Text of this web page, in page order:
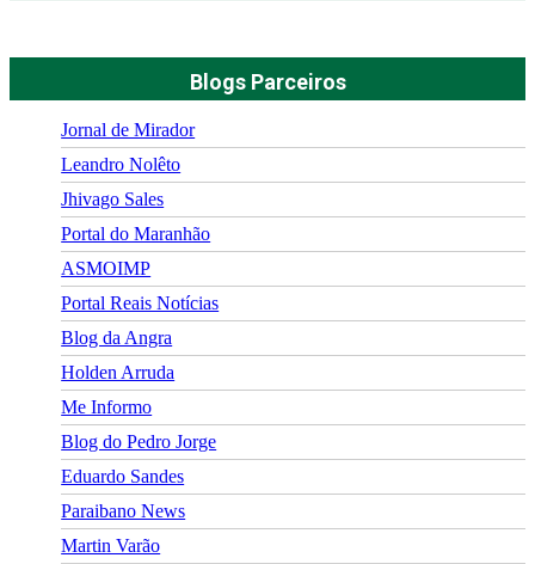
Blogs Parceiros
Jornal de Mirador
Leandro Nolêto
Jhivago Sales
Portal do Maranhão
ASMOIMP
Portal Reais Notí­cias
Blog da Angra
Holden Arruda
Me Informo
Blog do Pedro Jorge
Eduardo Sandes
Paraibano News
Martin Varão